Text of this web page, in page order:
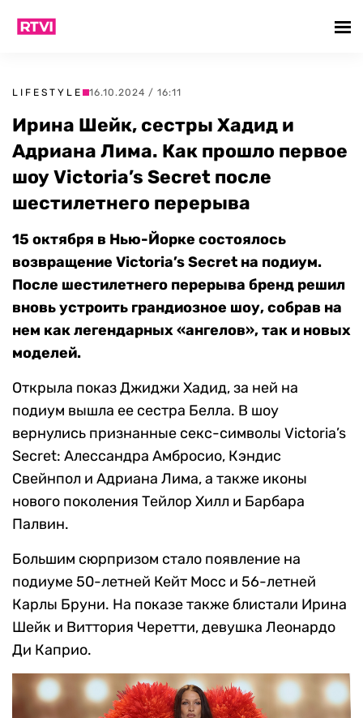
LIFESTYLE 16.10.2024 / 16:11
Ирина Шейк, сестры Хадид и
Адриана Лима. Как прошло первое
шоу Victoria’s Secret после
шестилетнего перерыва
15 октября в Нью-Йорке состоялось
возвращение Victoria’s Secret на подиум.
После шестилетнего перерыва бренд решил
вновь устроить грандиозное шоу, собрав на
нем как легендарных «ангелов», так и новых
моделей.
Открыла показ Джиджи Хадид, за ней на
подиум вышла ее сестра Белла. В шоу
вернулись признанные секс-символы Victoria’s
Secret: Алессандра Амбросио, Кэндис
Свейнпол и Адриана Лима, а также иконы
нового поколения Тейлор Хилл и Барбара
Палвин.
Большим сюрпризом стало появление на
подиуме 50-летней Кейт Мосс и 56-летней
Карлы Бруни. На показе также блистали Ирина
Шейк и Виттория Черетти, девушка Леонардо
Ди Каприо.